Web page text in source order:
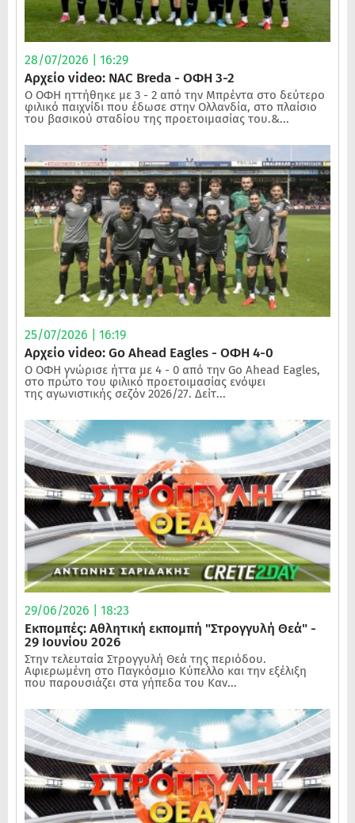
28/07/2026 | 16:29
Αρχείο video: NAC Breda - ΟΦΗ 3-2
Ο ΟΦΗ ηττήθηκε με 3 - 2 από την Μπρέντα στο δεύτερο
φιλικό παιχνίδι που έδωσε στην Ολλανδία, στο πλαίσιο
του βασικού σταδίου της προετοιμασίας του.&...
25/07/2026 | 16:19
Αρχείο video: Go Ahead Eagles - ΟΦΗ 4-0
Ο ΟΦΗ γνώρισε ήττα με 4 - 0 από την Go Ahead Eagles,
στο πρώτο του φιλικό προετοιμασίας ενόψει
της αγωνιστικής σεζόν 2026/27. Δείτ...
29/06/2026 | 18:23
Εκπομπές: Αθλητική εκπομπή "Στρογγυλή Θεά" -
29 Ιουνίου 2026
Στην τελευταία Στρογγυλή Θεά της περιόδου.
Αφιερωμένη στο Παγκόσμιο Κύπελλο και την εξέλιξη
που παρουσιάζει στα γήπεδα του Καν...